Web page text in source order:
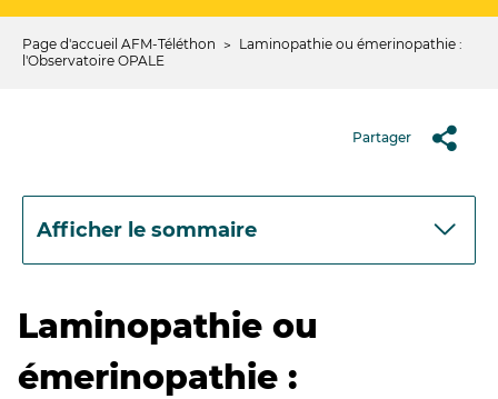
Fil
Page d'accueil AFM-Téléthon
Laminopathie ou émerinopathie :
l'Observatoire OPALE
Partager
Afficher le sommaire
Laminopathie ou
émerinopathie :